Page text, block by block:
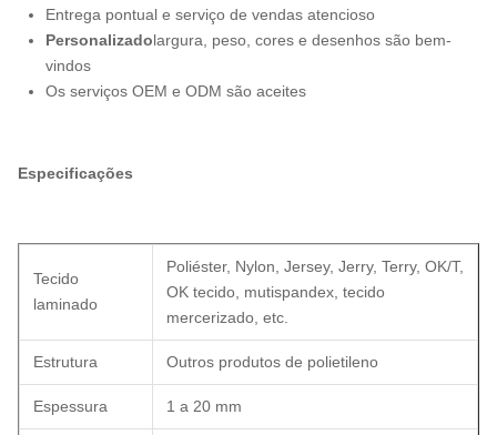
Entrega pontual e serviço de vendas atencioso
Personalizadolargura, peso, cores e desenhos são bem-
vindos
Os serviços OEM e ODM são aceites
Especificações
Tecido
laminado
Poliéster, Nylon, Jersey, Jerry, Terry, OK/T,
OK tecido, mutispandex, tecido
mercerizado, etc.
Estrutura Outros produtos de polietileno
Espessura 1 a 20 mm